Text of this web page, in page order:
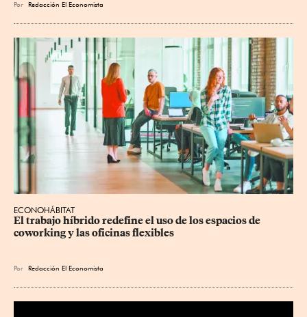
Por Redacción El Economista
ECONOHÁBITAT
El trabajo híbrido redefine el uso de los espacios de
coworking y las oficinas flexibles
Por Redacción El Economista